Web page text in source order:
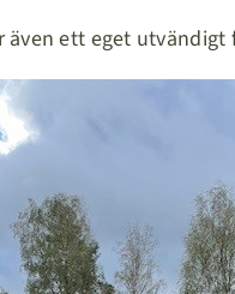
även ett eget